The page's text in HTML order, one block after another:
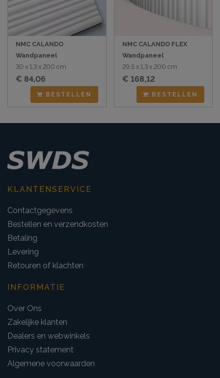
NMC CALANDO
Wandpaneel
30 x 1,3 x 200 cm
€ 84,06
BESTELLEN
NMC CALANDO FLEX
Wandpaneel
29,5 x 1,3 x 200 cm
€ 168,12
BESTELLEN
KLANTENSERVICE
Contactgegevens
Bestellen en verzendkosten
Betaling
Levering
Retouren of klachten
INFORMATIE
Over Ons
Zakelijke klanten
Dealers en webwinkels
Privacy statement
Algemene voorwaarden